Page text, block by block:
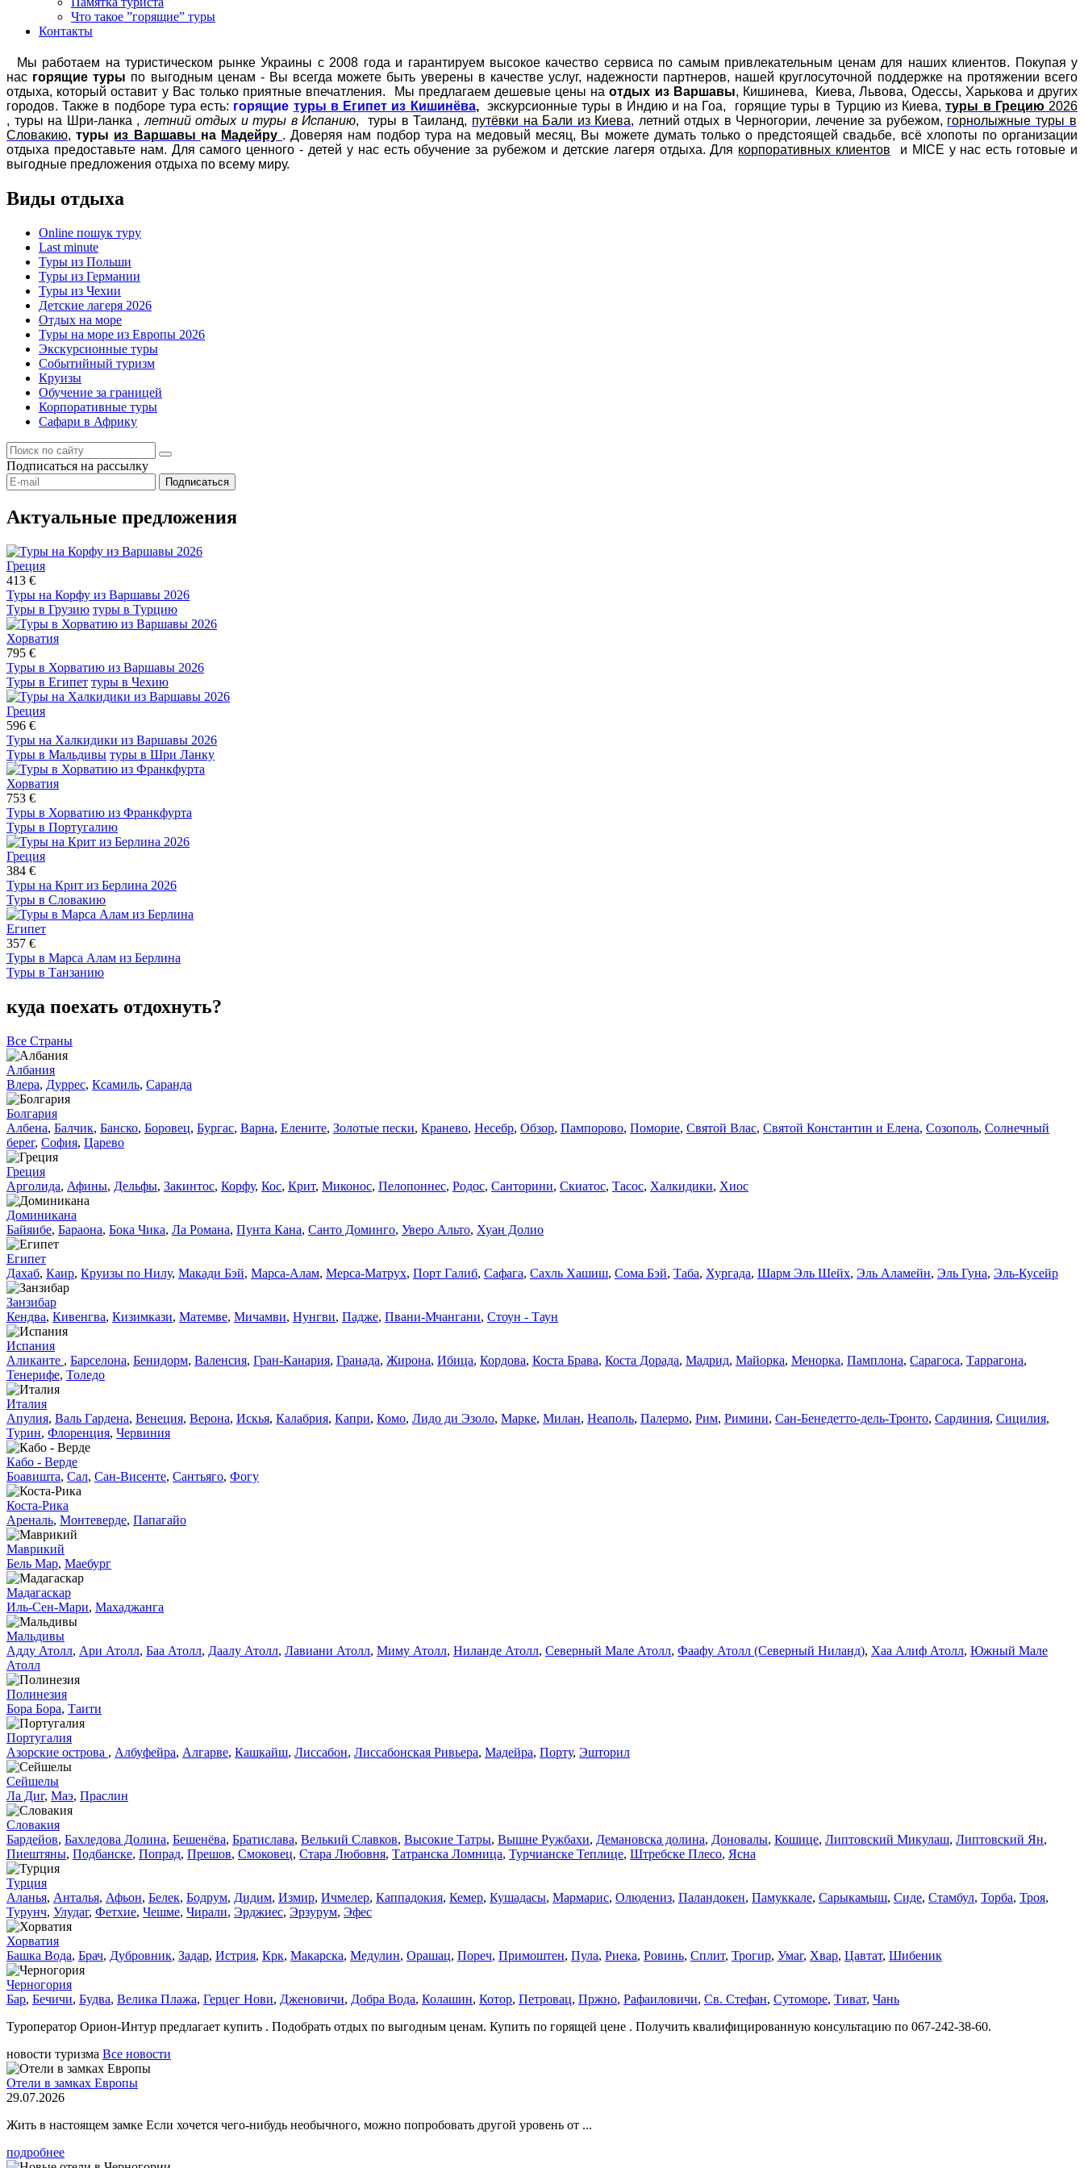
Что такое ”горящие” туры
Контакты
Мы работаем на туристическом рынке Украины с 2008 года и гарантируем высокое качество сервиса по самым привлекательным ценам для наших клиентов. Покупая у
нас горящие туры по выгодным ценам - Вы всегда можете быть уверены в качестве услуг, надежности партнеров, нашей круглосуточной поддержке на протяжении всего
отдыха, который оставит у Вас только приятные впечатления. Мы предлагаем дешевые цены наотдых из Варшавы, Кишинева, Киева, Львова, Одессы, Харькова и других
городов. Также в подборе тура есть: горящие туры в Египет из Кишинёва, экскурсионные туры в Индию и на Гоа, горящие туры в Турцию из Киева,туры в Грецию2026
, туры на Шри-ланка ,летний отдых и туры в Испанию, туры в Таиланд, путёвки на Бали из Киева, летний отдых в Черногории, лечение за рубежом, горнолыжные туры в
Словакию,туры из Варшавы на Мадейру . Доверяя нам подбор тура на медовый месяц, Вы можете думать только о предстоящей свадьбе, всё хлопоты по организации
отдыха предоставьте нам. Для самого ценного - детей у нас есть обучение за рубежом и детские лагеря отдыха. Для корпоративных клиентов и MICE у нас есть готовые и
выгодные предложения отдыха по всему миру.
Виды отдыха
Online пошук туру
Last minute
Туры из Польши
Туры из Германии
Туры из Чехии
Детские лагеря 2026
Отдых на море
Туры на море из Европы 2026
Экскурсионные туры
Событийный туризм
Круизы
Обучение за границей
Корпоративные туры
Сафари в Африку
Подписаться на рассылку
Подписаться
Актуальные предложения
Греция
413 €
Туры на Корфу из Варшавы 2026
Туры в Грузию туры в Турцию
Хорватия
795 €
Туры в Хорватию из Варшавы 2026
Туры в Египет туры в Чехию
Греция
596 €
Туры на Халкидики из Варшавы 2026
Туры в Мальдивы туры в Шри Ланку
Хорватия
753 €
Туры в Хорватию из Франкфурта
Туры в Португалию
Греция
384 €
Туры на Крит из Берлина 2026
Туры в Словакию
Египет
357 €
Туры в Марса Алам из Берлина
Туры в Танзанию
куда поехать отдохнуть?
Все Страны
Албания
Влера, Дуррес, Ксамиль, Саранда
Болгария
Албена, Балчик, Банско, Боровец, Бургас, Варна, Елените, Золотые пески, Кранево, Несебр, Обзор, Пампорово, Поморие, Святой Влас, Святой Константин и Елена, Созополь, Солнечный
берег, София, Царево
Греция
Арголида, Афины, Дельфы, Закинтос, Корфу, Кос, Крит, Миконос, Пелопоннес, Родос, Санторини, Скиатос, Тасос, Халкидики, Хиос
Доминиканa
Байяибе, Бараона, Бока Чика, Ла Романа, Пунта Кана, Санто Доминго, Уверо Альто, Хуан Долио
Египет
Дахаб, Каир, Круизы по Нилу, Макади Бэй, Марса-Алам, Мерса-Матрух, Порт Галиб, Сафага, Сахль Хашиш, Сома Бэй, Таба, Хургада, Шарм Эль Шейх, Эль Аламейн, Эль Гуна, Эль-Кусейр
Занзибар
Кендва, Кивенгва, Кизимкази, Матемве, Мичамви, Нунгви, Падже, Пвани-Мчангани, Стоун - Таун
Испания
Аликанте , Барселона, Бенидорм, Валенсия, Гран-Канария, Гранада, Жирона, Ибица, Кордова, Коста Брава, Коста Дорада, Мадрид, Майорка, Менорка, Памплона, Сарагоса, Таррагона,
Тенерифе, Толедо
Италия
Апулия, Валь Гардена, Венеция, Верона, Искья, Калабрия, Капри, Комо, Лидо ди Эзоло, Марке, Милан, Неаполь, Палермо, Рим, Римини, Сан-Бенедетто-дель-Тронто, Сардиния, Сицилия,
Турин, Флоренция, Червиния
Кабо - Верде
Боавишта, Сал, Сан-Висенте, Сантьяго, Фогу
Коста-Рика
Ареналь, Монтеверде, Папагайо
Маврикий
Бель Мар, Маебург
Мадагаскар
Иль-Сен-Мари, Махаджанга
Мальдивы
Адду Атолл, Ари Атолл, Баа Атолл, Даалу Атолл, Лавиани Атолл, Миму Атолл, Ниланде Атолл, Северный Мале Атолл, Фаафу Атолл (Северный Ниланд), Хаа Алиф Атолл, Южный Мале
Атолл
Полинезия
Бора Бора, Таити
Португалия
Азорские острова , Албуфейра, Алгарве, Кашкайш, Лиссабон, Лиссабонская Ривьера, Мадейра, Порту, Эшторил
Сейшелы
Ла Диг, Маэ, Праслин
Словакия
Бардейов, Бахледова Долина, Бешенёва, Братислава, Велький Славков, Высокие Татры, Вышне Ружбахи, Демановска долина, Доновалы, Кошице, Липтовский Микулаш, Липтовский Ян,
Пиештяны, Подбанске, Попрад, Прешов, Смоковец, Стара Любовня, Татранска Ломница, Турчианске Теплице, Штребске Плесо, Ясна
Турция
Аланья, Анталья, Афьон, Белек, Бодрум, Дидим, Измир, Ичмелер, Каппадокия, Кемер, Кушадасы, Мармарис, Олюдениз, Паландокен, Памуккале, Сарыкамыш, Сиде, Стамбул, Торба, Троя,
Турунч, Улудаг, Фетхие, Чешме, Чирали, Эрджиес, Эрзурум, Эфес
Хорватия
Башка Вода, Брач, Дубровник, Задар, Истрия, Крк, Макарска, Медулин, Орашац, Пореч, Примоштен, Пула, Риека, Ровинь, Сплит, Трогир, Умаг, Хвар, Цавтат, Шибеник
Черногория
Бар, Бечичи, Будва, Велика Плажа, Герцег Нови, Дженовичи, Добра Вода, Колашин, Котор, Петровац, Пржно, Рафаиловичи, Св. Стефан, Сутоморе, Тиват, Чань
Туроператор Орион-Интур предлагает купить . Подобрать отдых по выгодным ценам. Купить по горящей цене . Получить квалифицированную консультацию по 067-242-38-60.
новости туризма Все новости
Отели в замках Европы
29.07.2026
Жить в настоящем замке Если хочется чего-нибудь необычного, можно попробовать другой уровень от ...
подробнее